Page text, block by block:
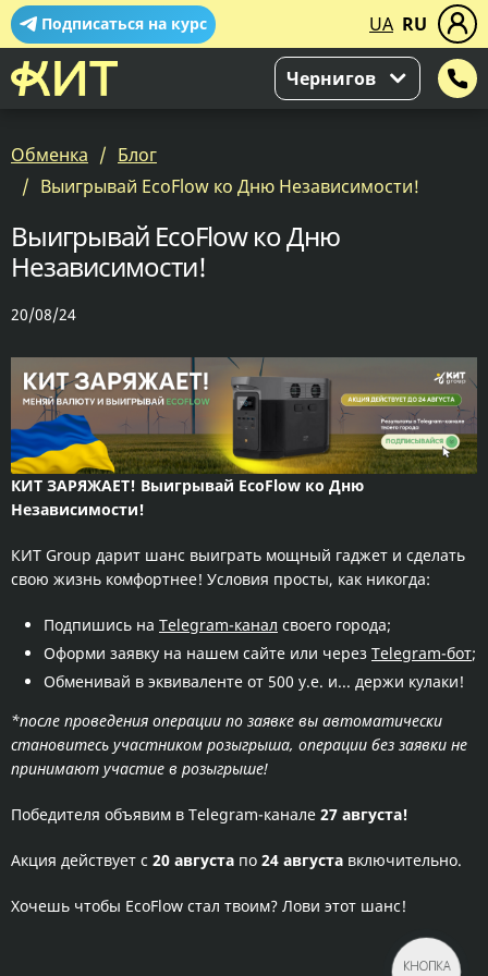
Подписаться на курс UA RU
Чернигов
Обменка
Блог
Выигрывай EcoFlow ко Дню Независимости!
Выигрывай EcoFlow ко Дню
Независимости!
20/08/24
КИТ ЗАРЯЖАЕТ! Выигрывай EcoFlow ко Дню
Независимости!
КИТ Group дарит шанс выиграть мощный гаджет и сделать
свою жизнь комфортнее! Условия просты, как никогда:
Подпишись на Telegram-канал своего города;
Оформи заявку на нашем сайте или через Тelegram-бот;
Обменивай в эквиваленте от 500 у.е. и... держи кулаки!
*после проведения операции по заявке вы автоматически
становитесь участником розыгрыша, операции без заявки не
принимают участие в розыгрыше!
Победителя объявим в Telegram-канале 27 августа!
Акция действует с 20 августа по 24 августа включительно.
Хочешь чтобы EcoFlow стал твоим? Лови этот шанс!
КНОПКА